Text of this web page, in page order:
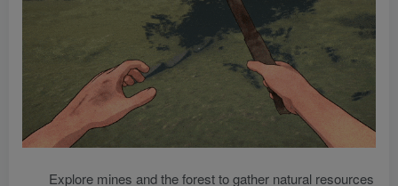
Explore mines and the forest to gather natural resources